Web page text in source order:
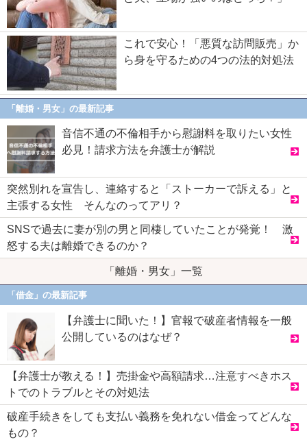
これで安心！「悪質な訪問販売」か
ら身を守るための4つの法的対処法
「離婚・男女」の最新記事
音信不通の不倫相手から慰謝料を取りたい女性
必見！請求方法を弁護士が解説
突然別れを宣告し、連絡すると「ストーカーで訴える」と
主張する女性 そんなのってアリ？
SNSで過去に妻が別の男と同棲していたことが発覚！ 激
怒する夫は離婚できるのか？
「離婚・男女」一覧
「借金」の最新記事
【弁護士に聞いた！】官報で破産者情報を一般
公開しているのはなぜ？
【弁護士が教える！】売掛金や高額請求…注意すべきホス
トでのトラブルとその対処法
破産手続きをしても支払い義務を免れない借金ってどんな
もの？